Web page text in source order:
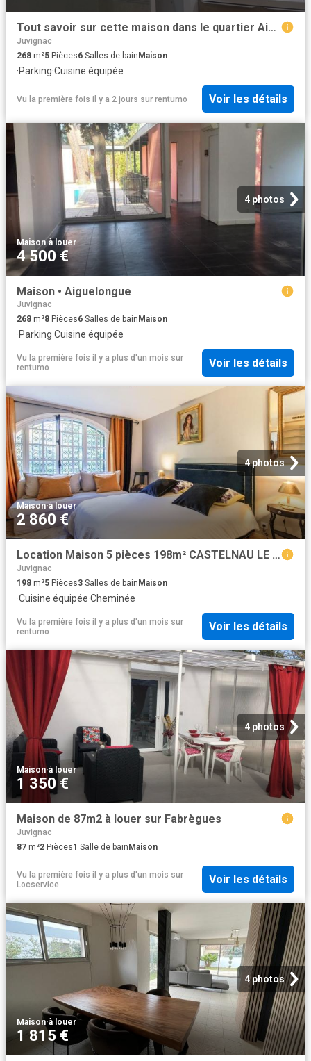
Tout savoir sur cette maison dans le quartier Aiguelongue, à Montpellier
Juvignac
268 m²5 Pièces6 Salles de bainMaison
·Parking·Cuisine équipée
Vu la première fois il y a 2 jours sur rentumo Voir les détails
4 photos
Maison·à louer
4 500 €
Maison • Aiguelongue
Juvignac
268 m²8 Pièces6 Salles de bain Maison
·Parking·Cuisine équipée
Vu la première fois il y a plus d'un mois sur
rentumo
Voir les détails
4 photos
Maison·à louer
2 860 €
Location Maison 5 pièces 198m² CASTELNAU LE LEZ 34170
Juvignac
198 m²5 Pièces3 Salles de bain Maison
·Cuisine équipée·Cheminée
Vu la première fois il y a plus d'un mois sur
rentumo
Voir les détails
4 photos
Maison·à louer
1 350 €
Maison de 87m2 à louer sur Fabrègues
Juvignac
87 m²2 Pièces1 Salle de bainMaison
Vu la première fois il y a plus d'un mois sur
Locservice
Voir les détails
4 photos
Maison·à louer
1 815 €